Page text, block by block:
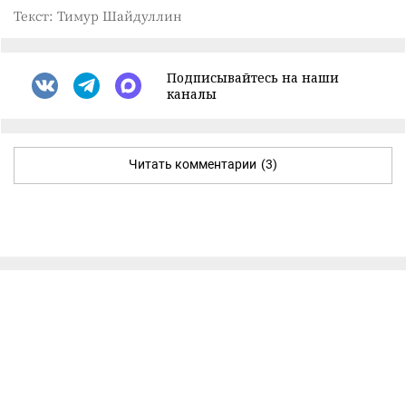
Текст: Тимур Шайдуллин
Подписывайтесь на наши
каналы
Читать комментарии (3)